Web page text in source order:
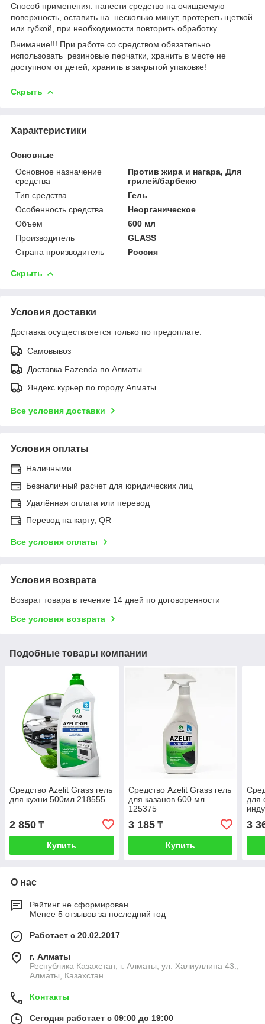
Способ применения: нанести средство на очищаемую
поверхность, оставить на несколько минут, протереть щеткой
или губкой, при необходимости повторить обработку.
Внимание!!! При работе со средством обязательно
использовать резиновые перчатки, хранить в месте не
доступном от детей, хранить в закрытой упаковке!
Скрыть
Характеристики
Основные
Основное назначение
средства
Против жира и нагара, Для
грилей/барбекю
Тип средства
Гель
Особенность средства
Неорганическое
Объем
600 мл
Производитель
GLASS
Страна производитель
Россия
Скрыть
Условия доставки
Доставка осуществляется только по предоплате.
Самовывоз
Доставка Fazenda по Алматы
Яндекс курьер по городу Алматы
Все условия доставки
Условия оплаты
Наличными
Безналичный расчет для юридических лиц
Удалённая оплата или перевод
Перевод на карту, QR
Все условия оплаты
Условия возврата
Возврат товара в течение 14 дней по договоренности
Все условия возврата
Подобные товары компании
Средство Azelit Grass гель
для кухни 500мл 218555
2 850 ₸
Купить
Средство Azelit Grass гель
для казанов 600 мл
125375
3 185₸
Купить
для
3
О нас
Рейтинг не сформирован
Менее 5 отзывов за последний год
Работает с 20.02.2017
г. Алматы
Республика Казахстан, г. Алматы, ул. Халиуллина 43.,
Алматы, Казахстан
Контакты
Сегодня работает с 09:00 до 19:00